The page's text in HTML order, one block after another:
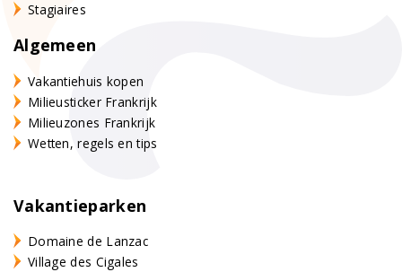
Stagiaires
Algemeen
Vakantiehuis kopen
Milieusticker Frankrijk
Milieuzones Frankrijk
Wetten, regels en tips
Vakantieparken
Domaine de Lanzac
Village des Cigales